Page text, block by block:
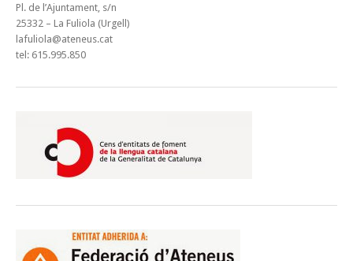
Pl. de l’Ajuntament, s/n
25332 – La Fuliola (Urgell)
lafuliola@ateneus.cat
tel: 615.995.850